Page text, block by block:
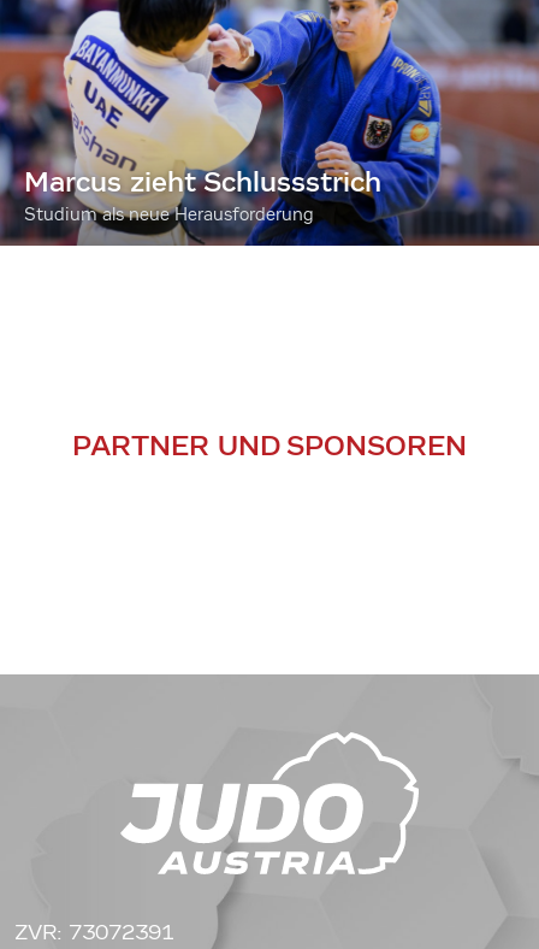
Marcus zieht Schlussstrich
Studium als neue Herausforderung
PARTNER UND SPONSOREN
ZVR: 73072391